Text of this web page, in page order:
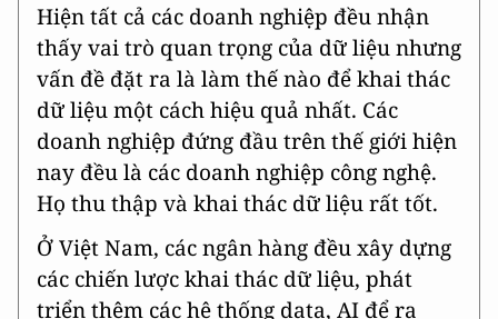
Hiện tất cả các doanh nghiệp đều nhận
thấy vai trò quan trọng của dữ liệu nhưng
vấn đề đặt ra là làm thế nào để khai thác
dữ liệu một cách hiệu quả nhất. Các
doanh nghiệp đứng đầu trên thế giới hiện
nay đều là các doanh nghiệp công nghệ.
Họ thu thập và khai thác dữ liệu rất tốt.
Ở Việt Nam, các ngân hàng đều xây dựng
các chiến lược khai thác dữ liệu, phát
triển thêm các hệ thống data, AI để ra